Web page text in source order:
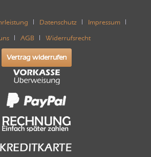
Datenschutz Impressum
AGB Widerrufsrecht
Vertrag widerrufen